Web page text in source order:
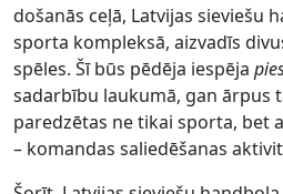
došanās ceļā, Latvijas sieviešu
sporta kompleksā, aizvadīs
spēles. Šī būs pēdēja iespēja
sadarbību laukumā, gan ārpus
paredzētas ne tikai sporta, bet
– komandas saliedēšanas